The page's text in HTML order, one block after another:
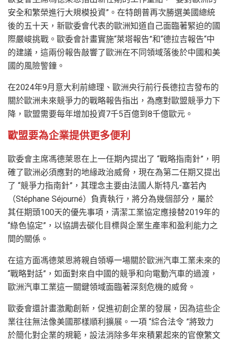
安全和繁榮進行大規模投資”。在特朗普再次勝選美國總統
後的五十天，新歐委會代表的歐洲知道自己面臨著緊迫的國
際嚴峻挑戰。歐委會計畫實施“萊塔報告”和“德拉吉報告“中
的建議，這兩份報告敲響了歐洲在不同領域落後於中國和美
國的風險警鐘。
在2024年9月意大利前總理、歐洲央行前行長德拉吉發布的
關於歐洲未來競爭力的戰略報告指出，為應對歐盟競爭力下
降，歐盟需要每年增加投資7千5百億到8千億歐元。
歐盟要為企業提供更多便利
歐委會主席馮德萊恩在上一任期內提出了 “戰略指南針”，明
確了歐洲必須應對的地緣政治威脅，現在為第二任期又提出
了 “競爭力指南針”，其理念主要由法國人斯特凡-塞若內
（Stéphane Séjourné）負責執行，將分為幾個部分，屬於
其任期頭100天的優先事項，清潔工業協定應接替2019年的
“綠色協定”，以協調去碳化目標與企業生產率和盈利能力之
間的關係。
在這方面馮德萊恩將親自領導一場關於歐洲汽車工業未來的
“戰略對話”，如面對來自中國的競爭和向電動汽車的過渡，
歐洲汽車工業這一關鍵領域面臨著深刻危機的威脅。
歐委會還計畫激勵創新，促進初創企業的發展，因為這些企
業往往無法像美國那樣順利擴展。一項 “綜合法令 ”將致力
於簡化對企業的規範，設法消除多年來積累起來的官僚繁文